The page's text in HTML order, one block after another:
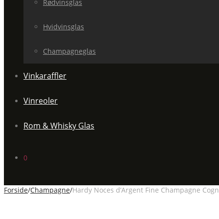
Rødvinsglas
Hvidvinsglas
Champagneglas
Vinkaraffler
Vinreoler
Rom & Whisky Glas
0
Forside/Champagne/Hardy Noces d’Argent Fine Champagne